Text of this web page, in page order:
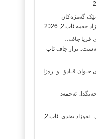
کاتێک گەمژەکان
حەمە ئاب 2, 2026
فریا جاف…
نزار جاف ئاب
قـادۆ.. و. رەزا
ئەحمەد
نەوزاد بەندی
ئاب 2,